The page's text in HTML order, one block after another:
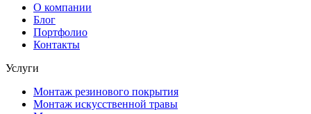
О компании
Блог
Портфолио
Контакты
Услуги
Монтаж резинового покрытия
Монтаж искусственной травы